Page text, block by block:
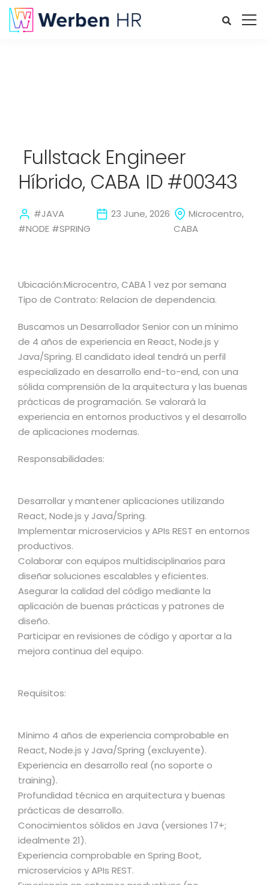
Fullstack Engineer
Híbrido, CABA ID #00343
#JAVA
#NODE #SPRING
23 June, 2026
Microcentro,
CABA
Ubicación:Microcentro, CABA 1 vez por semana
Tipo de Contrato: Relacion de dependencia.
Buscamos un Desarrollador Senior con un mínimo
de 4 años de experiencia en React, Node.js y
Java/Spring. El candidato ideal tendrá un perfil
especializado en desarrollo end-to-end, con una
sólida comprensión de la arquitectura y las buenas
prácticas de programación. Se valorará la
experiencia en entornos productivos y el desarrollo
de aplicaciones modernas.
Responsabilidades:
Desarrollar y mantener aplicaciones utilizando
React, Node.js y Java/Spring.
Implementar microservicios y APIs REST en entornos
productivos.
Colaborar con equipos multidisciplinarios para
diseñar soluciones escalables y eficientes.
Asegurar la calidad del código mediante la
aplicación de buenas prácticas y patrones de
diseño.
Participar en revisiones de código y aportar a la
mejora continua del equipo.
Requisitos:
Mínimo 4 años de experiencia comprobable en
React, Node.js y Java/Spring (excluyente).
Experiencia en desarrollo real (no soporte o
training).
Profundidad técnica en arquitectura y buenas
prácticas de desarrollo.
Conocimientos sólidos en Java (versiones 17+;
idealmente 21).
Experiencia comprobable en Spring Boot,
microservicios y APIs REST.